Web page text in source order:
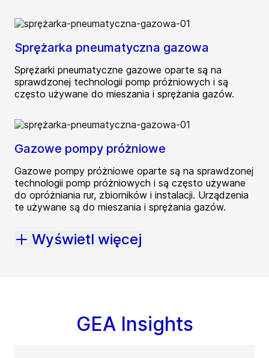
Sprężarka pneumatyczna gazowa
Sprężarki pneumatyczne gazowe oparte są na
sprawdzonej technologii pomp próżniowych i są
często używane do mieszania i sprężania gazów.
Gazowe pompy próżniowe
Gazowe pompy próżniowe oparte są na sprawdzonej
technologii pomp próżniowych i są często używane
do opróżniania rur, zbiorników i instalacji. Urządzenia
te używane są do mieszania i sprężania gazów.
Wyświetl więcej
GEA Insights